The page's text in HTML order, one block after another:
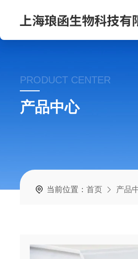
PRODUCT CENTER
产品中心
当前位置：首页 产品